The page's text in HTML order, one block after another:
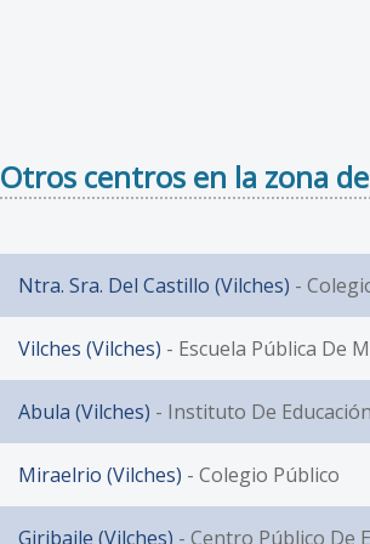
Otros centros en la zona
Ntra. Sra. Del Castillo (Vilches) -
Vilches (Vilches) - Escuela Pública De
Abula (Vilches) - Instituto De
Miraelrio (Vilches) - Colegio Público
Giribaile (Vilches) - Centro Público De